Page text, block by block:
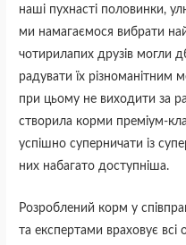
наші пухнасті половинки,
ми намагаємося вибрати
чотирилапих друзів могли
радувати їх
при цьому не виходити за
створила корми преміум-
успішно суперничати із
них набагато доступніша.
Розроблений корм у
та експертами враховує всі